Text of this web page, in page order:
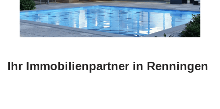
Ihr Immobilienpartner in Renningen